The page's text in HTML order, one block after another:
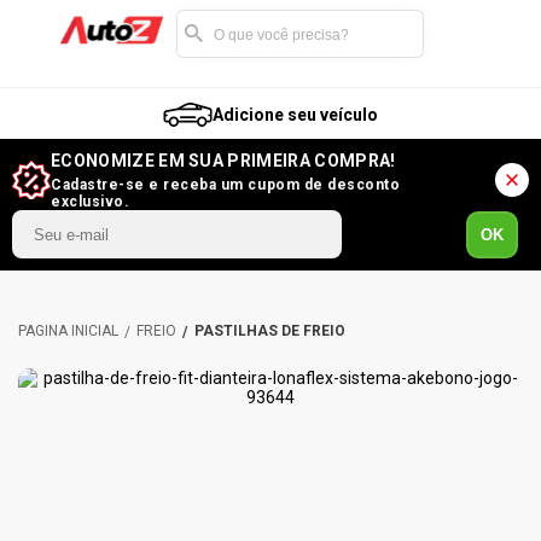
Adicione seu veículo
ECONOMIZE EM SUA PRIMEIRA COMPRA!
Cadastre-se e receba um cupom de desconto
exclusivo.
OK
FREIO PASTILHAS DE FREIO